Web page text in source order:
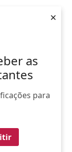
as
para
×
estreia-